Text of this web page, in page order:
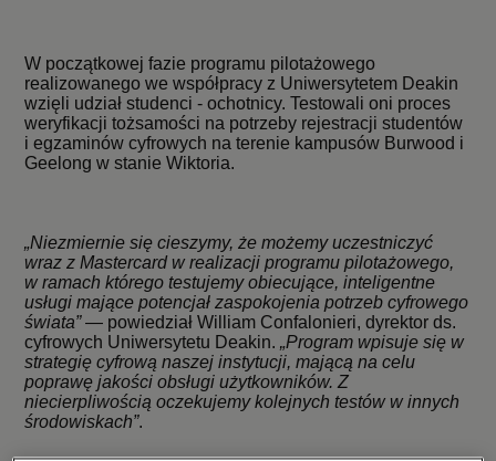
W początkowej fazie programu pilotażowego
realizowanego we współpracy z Uniwersytetem Deakin
wzięli udział studenci - ochotnicy. Testowali oni proces
weryfikacji tożsamości na potrzeby rejestracji studentów
i egzaminów cyfrowych na terenie kampusów Burwood i
Geelong w stanie Wiktoria.
„Niezmiernie się cieszymy, że możemy uczestniczyć
wraz z Mastercard w realizacji programu pilotażowego,
w ramach którego testujemy obiecujące, inteligentne
usługi mające potencjał zaspokojenia potrzeb cyfrowego
świata”— powiedział William Confalonieri, dyrektor ds.
cyfrowych Uniwersytetu Deakin.„Program wpisuje się w
strategię cyfrową naszej instytucji, mającą na celu
poprawę jakości obsługi użytkowników. Z
niecierpliwością oczekujemy kolejnych testów w innych
środowiskach”.